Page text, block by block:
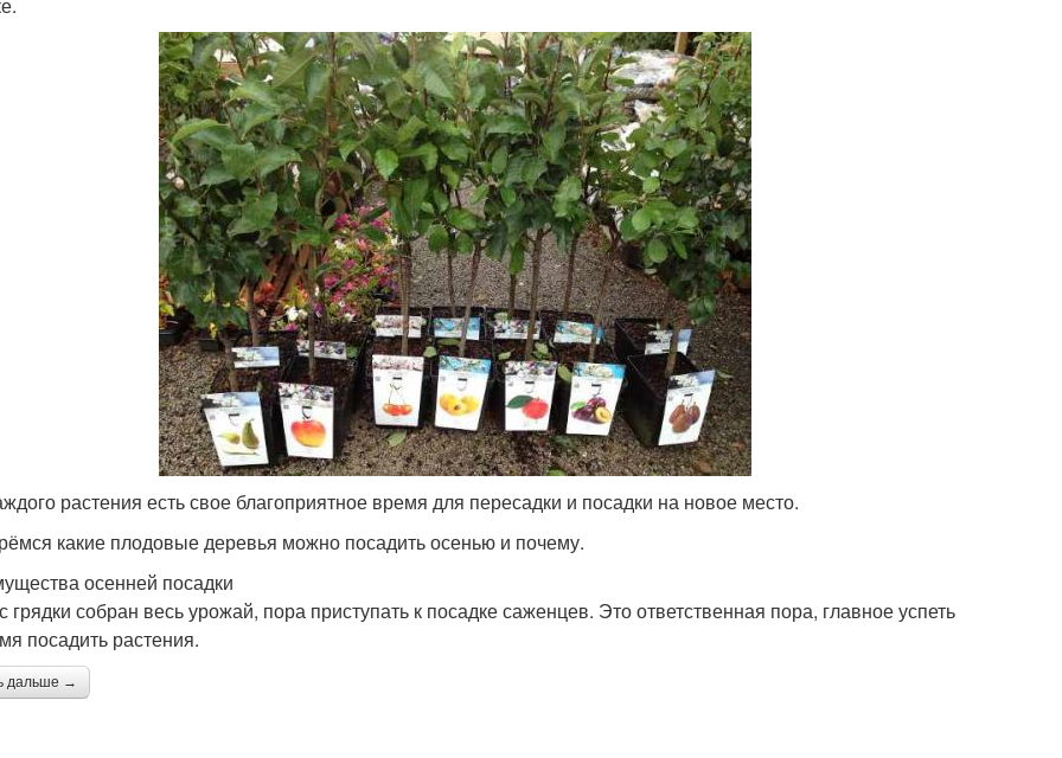
растения есть свое благоприятное время для пересадки и посадки на новое место.
какие плодовые деревья можно посадить осенью и почему.
осенней посадки
грядки собран весь урожай, пора приступать к посадке саженцев. Это ответственная пора, главное успеть
посадить растения.
дальше →